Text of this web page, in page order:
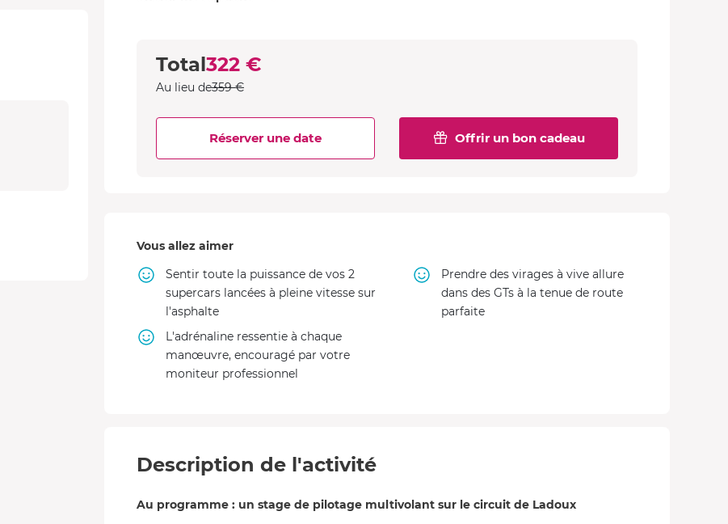
Total322 €
Au lieu de359 €
Offrir un bon cadeau
Réserver une date
Vous allez aimer
Sentir toute la puissance de vos 2
supercars lancées à pleine vitesse sur
l'asphalte
Prendre des virages à vive allure
dans des GTs à la tenue de route
parfaite
L'adrénaline ressentie à chaque
manœuvre, encouragé par votre
moniteur professionnel
Description de l'activité
Au programme : un stage de pilotage multivolant sur le circuit de Ladoux